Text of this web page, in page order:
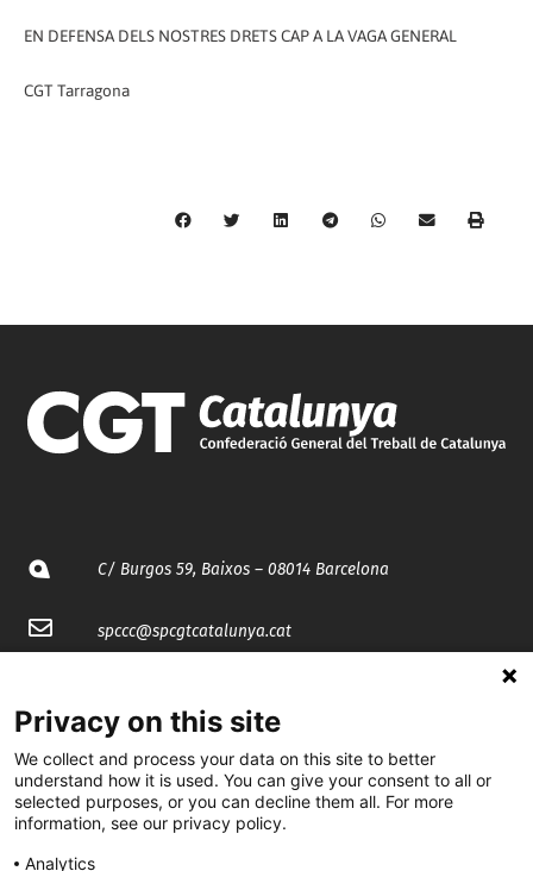
EN DEFENSA DELS NOSTRES DRETS CAP A LA VAGA GENERAL
CGT Tarragona
C/ Burgos 59, Baixos – 08014 Barcelona
spccc@spcgtcatalunya.cat
@CGTCatalunya
cgtcatalunya
Privacy on this site
We collect and process your data on this site to better
understand how it is used. You can give your consent to all or
selected purposes, or you can decline them all. For more
information, see our privacy policy.
Analytics